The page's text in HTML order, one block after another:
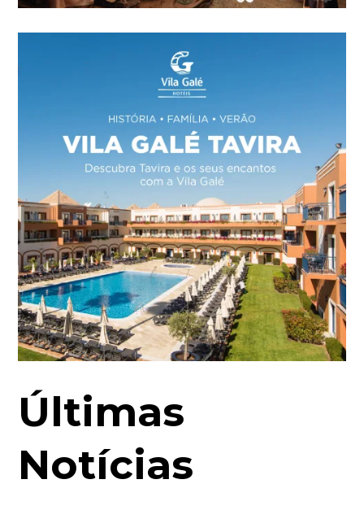
Últimas
Notícias